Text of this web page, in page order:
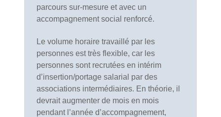
parcours sur-mesure et avec un
accompagnement social renforcé.
Le volume horaire travaillé par les
personnes est très flexible, car les
personnes sont recrutées en intérim
d’insertion/portage salarial par des
associations intermédiaires. En théorie, il
devrait augmenter de mois en mois
pendant l’année d’accompagnement,